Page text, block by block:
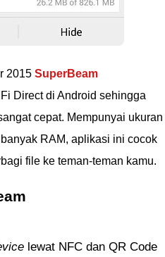
2015 SuperBeam
Direct di Android sehingga
cepat. Mempunyai ukuran
RAM, aplikasi ini cocok
file ke teman-teman kamu.
lewat NFC dan QR Code